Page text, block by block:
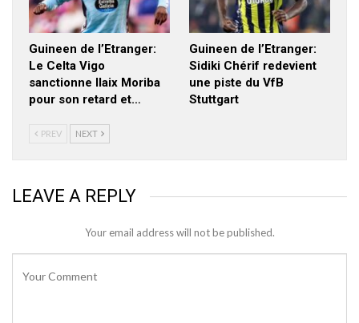
Guineen de l’Etranger:
Le Celta Vigo
sanctionne Ilaix Moriba
pour son retard et…
Guineen de l’Etranger:
Sidiki Chérif redevient
une piste du VfB
Stuttgart
PREV NEXT
LEAVE A REPLY
Your email address will not be published.